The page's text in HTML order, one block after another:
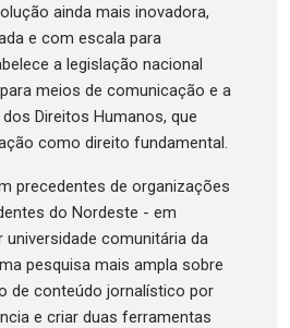
ainda mais inovadora,
e com escala para
a legislação nacional
meios de comunicação e a
Direitos Humanos, que
como direito fundamental.
precedentes de organizações
do Nordeste - em
comunitária da
pesquisa mais ampla sobre
de conteúdo jornalístico por
e criar duas ferramentas